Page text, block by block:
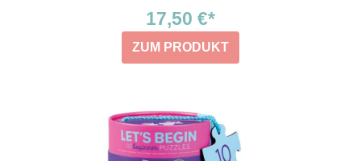
17,50 €*
ZUM PRODUKT